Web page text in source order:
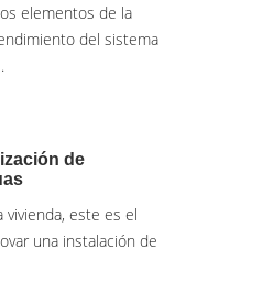
elementos de la
del sistema
de
este es el
una instalación de